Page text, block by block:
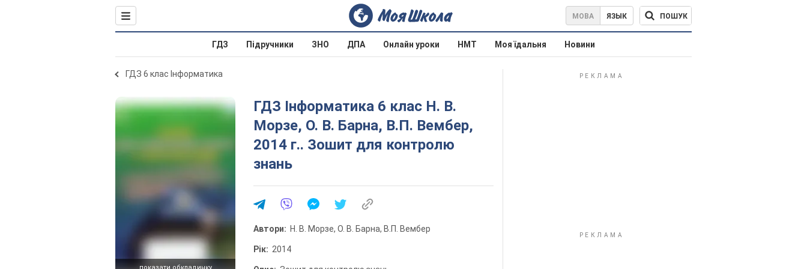
МОВА ЯЗЫК ПОШУК
ГДЗ Підручники ЗНО ДПА Онлайн уроки НМТ Моя їдальня Новини
ГДЗ 6 клас Інформатика
ГДЗ Інформатика 6 клас Н. В.
Морзе, О. В. Барна, В.П. Вембер,
2014 г.. Зошит для контролю
знань
Автори: Н. В. Морзе, О. В. Барна, В.П. Вембер
Рік: 2014